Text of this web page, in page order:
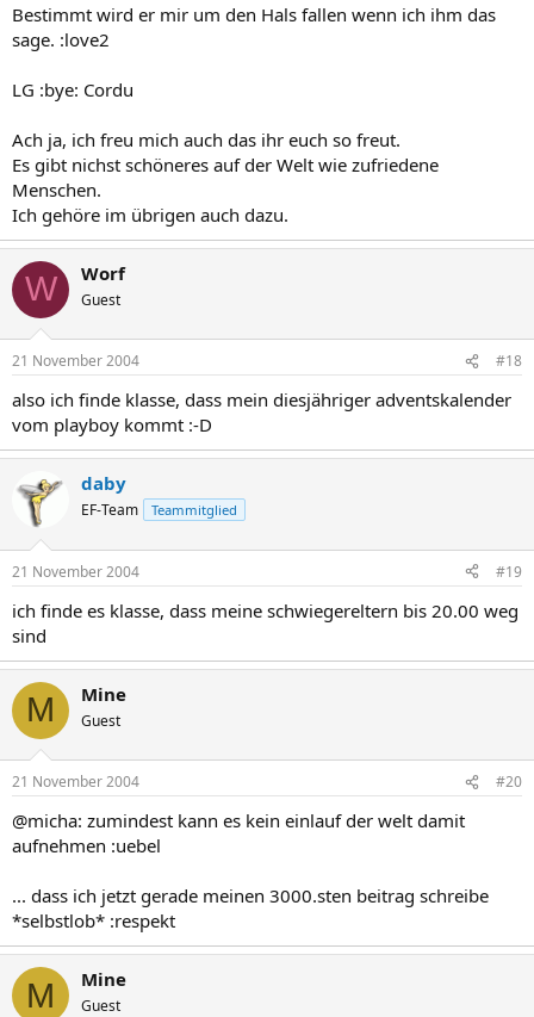
Bestimmt wird er mir um den Hals fallen wenn ich ihm das
sage. :love2
LG :bye: Cordu
Ach ja, ich freu mich auch das ihr euch so freut.
Es gibt nichst schöneres auf der Welt wie zufriedene
Menschen.
Ich gehöre im übrigen auch dazu.
W Worf
Guest
21 November 2004 #18
also ich finde klasse, dass mein diesjähriger adventskalender
vom playboy kommt :-D
daby
EF-Team Teammitglied
21 November 2004 #19
ich finde es klasse, dass meine schwiegereltern bis 20.00 weg
sind
M Mine
Guest
21 November 2004 #20
@micha: zumindest kann es kein einlauf der welt damit
aufnehmen :uebel
... dass ich jetzt gerade meinen 3000.sten beitrag schreibe
*selbstlob* :respekt
M Mine
Guest